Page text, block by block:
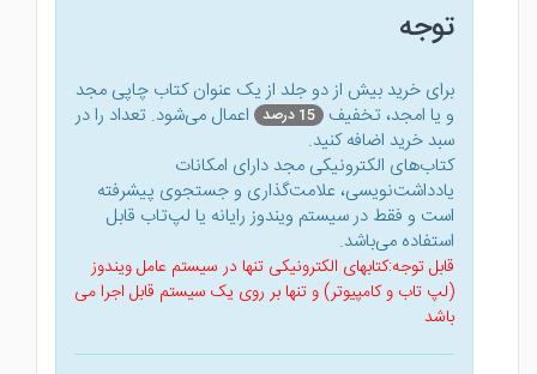
توجه
برای خرید بیش از دو جلد از یک عنوان کتاب‌ چاپی مجد
و یا امجد، تخفیف 15 درصد
اعمال می‌شود. تعداد را در
سبد خرید اضافه کنید.
کتاب‌های الکترونیکی مجد دارای امکانات
یادداشت‌نویسی، علامت‌گذاری و جستجوی پیشرفته
است و فقط در سیستم ویندوز رایانه یا لپ‌تاب قابل
استفاده می‌باشد.
قابل توجه:کتابهای الکترونیکی تنها در سیستم عامل ویندوز
(لپ تاب و کامپیوتر) و تنها بر روی یک سیستم قابل اجرا می
باشد